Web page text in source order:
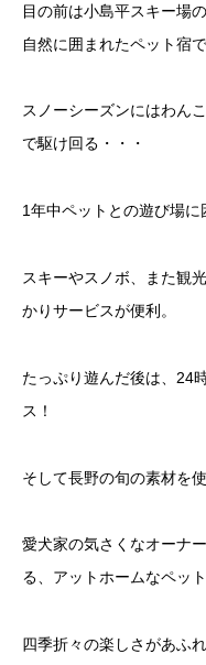
目の前は小島平スキー場
自然に囲まれたペット宿で
スノーシーズンにはわん
で駆け回る・・・
1年中ペットとの遊び場に
スキーやスノボ、また観
かりサービスが便利。
たっぷり遊んだ後は、24
ス！
そして長野の旬の素材を
愛犬家の気さくなオーナ
る、アットホームなペッ
四季折々の楽しさがあふ